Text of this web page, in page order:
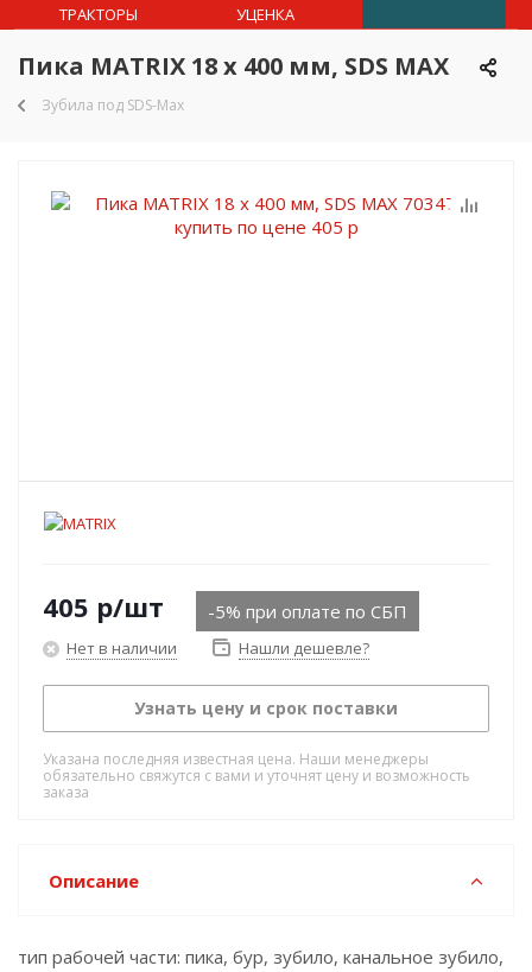
ТРАКТОРЫ УЦЕНКА
Пика MATRIX 18 х 400 мм, SDS MAX
Зубила под SDS-Max
405 р/шт -5% при оплате по СБП
Нет в наличии Нашли дешевле?
Узнать цену и срок поставки
Указана последняя известная цена. Наши менеджеры
обязательно свяжутся с вами и уточнят цену и возможность
заказа
Описание
тип рабочей части: пика, бур, зубило, канальное зубило,